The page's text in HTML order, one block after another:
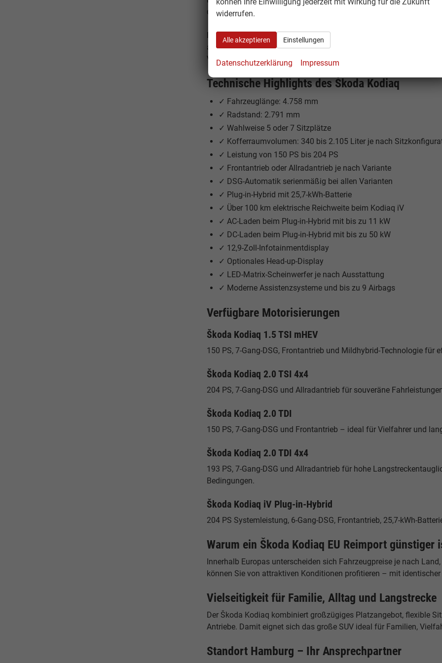
der Škoda Kodiaq großzügige Platzverhältnisse für Alltag, Familie
Der Kodiaq ist je nach Version als 5- oder 7-Sitzer erhältlich. Das
allen Sitzreihen bis zu 910 Litern beim 5-Sitzer. Bei umgeklappten
Verfügung.
Technische Highlights des Škoda Kodiaq
✓ Fahrzeuglänge: 4.758 mm
✓ Radstand: 2.791 mm
✓ Wahlweise 5 oder 7 Sitzplätze
✓ Kofferraumvolumen: 340 bis 2.105 Liter je nach
✓ Leistung von 150 PS bis 204 PS
✓ Frontantrieb oder Allradantrieb je nach Variante
✓ DSG-Automatik serienmäßig bei allen Varianten
✓ Plug-in-Hybrid mit 25,7-kWh-Batterie
✓ Über 100 km elektrische Reichweite beim Kodiaq iV
✓ AC-Laden beim Plug-in-Hybrid mit bis zu 11 kW
✓ DC-Laden beim Plug-in-Hybrid mit bis zu 50 kW
✓ 12,9-Zoll-Infotainmentdisplay
✓ Optionales Head-up-Display
✓ LED-Matrix-Scheinwerfer je nach Ausstattung
✓ Moderne Assistenzsysteme und bis zu 9 Airbags
Verfügbare Motorisierungen
Škoda Kodiaq 1.5 TSI mHEV
150 PS, 7-Gang-DSG, Frontantrieb und Mildhybrid-Technologie für
Škoda Kodiaq 2.0 TSI 4x4
204 PS, 7-Gang-DSG und Allradantrieb für souveräne
Škoda Kodiaq 2.0 TDI
150 PS, 7-Gang-DSG und Frontantrieb – ideal für Vielfahrer und
Škoda Kodiaq 2.0 TDI 4x4
193 PS, 7-Gang-DSG und Allradantrieb für hohe
Bedingungen.
Škoda Kodiaq iV Plug-in-Hybrid
204 PS Systemleistung, 6-Gang-DSG, Frontantrieb, 25,7-kWh-
Warum ein Škoda Kodiaq EU Reimport günstiger
Innerhalb Europas unterscheiden sich Fahrzeugpreise je nach
können Sie von attraktiven Konditionen profitieren – mit
Vielseitigkeit für Familie, Alltag und Langstrecke
Der Škoda Kodiaq kombiniert großzügiges Platzangebot, flexible
Antriebe. Damit eignet sich das große SUV ideal für Familien,
Standort Hamburg – Ihr Ansprechpartner
widerrufen.
Alle akzeptieren Einstellungen
Datenschutzerklärung Impressum